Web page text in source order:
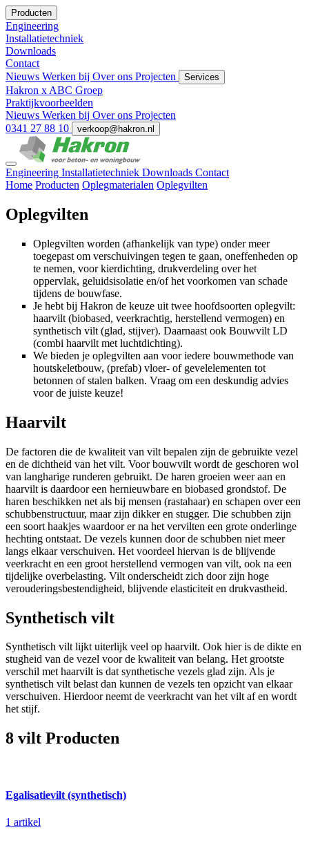
Producten
Engineering
Installatietechniek
Downloads
Contact
Nieuws Werken bij Over ons Projecten Services
Hakron x ABC Groep
Praktijkvoorbeelden
Nieuws Werken bij Over ons Projecten
0341 27 88 10
verkoop@hakron.nl
Engineering Installatietechniek Downloads Contact
Home Producten Oplegmaterialen Oplegvilten
Oplegvilten
Oplegvilten worden (afhankelijk van type) onder meer
toegepast om verschuivingen tegen te gaan, oneffenheden op
te nemen, voor kierdichting, drukverdeling over het
oppervlak, geluidsisolatie en/of het voorkomen van schade
tijdens de bouwfase.
Je hebt bij Hakron de keuze uit twee hoofdsoorten oplegvilt:
haarvilt (biobased, veerkrachtig, herstellend vermogen) en
synthetisch vilt (glad, stijver). Daarnaast ook Bouwvilt LD
(combi haarvilt met luchtdichting).
We bieden je oplegvilten aan voor iedere bouwmethode van
houtskeletbouw, (prefab) vloer- of gevelelementen tot
betonnen of stalen balken. Vraag om een deskundig advies
voor de juiste keuze!
Haarvilt
De factoren die de kwaliteit van vilt bepalen zijn de gebruikte vezel
en de dichtheid van het vilt. Voor bouwvilt wordt de geschoren wol
van langharige runderen gebruikt. De haren groeien weer aan en
haarvilt is daardoor een hernieuwbare en biobased grondstof. De
haren beschikken net als bij mensen (rastahaar) en schapen over een
schubbenstructuur, maar zijn dikker en stugger. Die schubben zijn
een soort haakjes waardoor er na het vervilten een grote onderlinge
hechting ontstaat. De vezels kunnen door de schubben niet meer
langs elkaar verschuiven. Het voordeel hiervan is de blijvende
veerkracht en een groot herstellend vermogen van vilt, ook na een
tijdelijke overbelasting. Vilt onderscheidt zich door zijn hoge
verouderingsbestendigheid, blijvende elasticiteit en drukvastheid.
Synthetisch vilt
Synthetisch vilt lijkt uiterlijk veel op haarvilt. Ook hier is de dikte en
stugheid van de vezel voor de kwaliteit van belang. Het grootste
verschil met haarvilt is dat synthetische vezels glad zijn. Als je
synthetisch vilt belast dan kunnen de vezels ten opzicht van elkaar
verschuiven. Hierdoor neemt de veerkracht van het vilt af en wordt
het stijf.
8 vilt Producten
Egalisatievilt (synthetisch)
1 artikel